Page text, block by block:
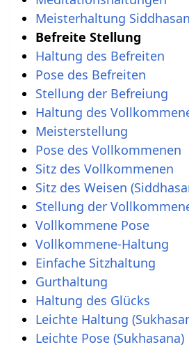
Meisterhaltung
Befreite Stellung
Haltung des Befreiten
Pose des Befreiten
Stellung der Befreiung
Haltung des
Meisterstellung
Pose des Vollkommenen
Sitz des Vollkommenen
Sitz des Weisen
Stellung der
Vollkommene Pose
Vollkommene-Haltung
Einfache Sitzhaltung
Gurthaltung
Haltung des Glücks
Leichte Haltung
Leichte Pose (Sukhasana)